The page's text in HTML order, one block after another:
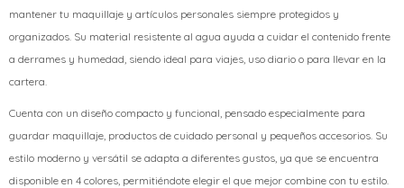
mantener tu maquillaje y artículos personales siempre protegidos y
organizados. Su material resistente al agua ayuda a cuidar el contenido frente
a derrames y humedad, siendo ideal para viajes, uso diario o para llevar en la
cartera.
Cuenta con un diseño compacto y funcional, pensado especialmente para
guardar maquillaje, productos de cuidado personal y pequeños accesorios. Su
estilo moderno y versátil se adapta a diferentes gustos, ya que se encuentra
disponible en 4 colores, permitiéndote elegir el que mejor combine con tu estilo.